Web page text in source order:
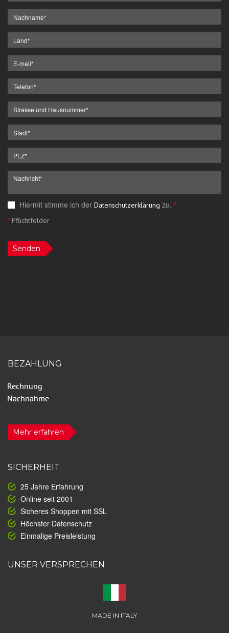
Hiermit stimme ich der Datenschutzerklärung zu. *
*Pflichtfelder
Senden
BEZAHLUNG
Mehr erfahren
SICHERHEIT
25 Jahre Erfahrung
Online seit 2001
Sicheres Shoppen mit SSL
Höchster Datenschutz
Einmalige Preisleistung
UNSER VERSPRECHEN
MADE IN ITALY